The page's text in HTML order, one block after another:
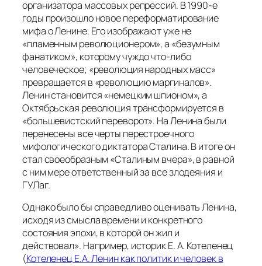
организатора массовых репрессий. В 1990-е
годы произошло новое переформатирование
мифа о Ленине. Его изображают уже не
«пламенным революционером», а «безумным
фанатиком», которому чуждо что-либо
человеческое; «революция народных масс»
превращается в «революцию маргиналов».
Ленин становится «немецким шпионом», а
Октябрьская революция трансформируется в
«большевистский переворот». На Ленина были
перенесены все черты перестроечного
мифологического диктатора Сталина. В итоге он
стал своеобразным «Сталиным вчера», в равной
с ним мере ответственный за все злодеяния и
ГУЛаг.
Однако было бы справедливо оценивать Ленина,
исходя из смысла времени и конкретного
состояния эпохи, в которой он жил и
действовал». Например, историк Е. А. Котеленец
(Котеленец Е.А. Ленин как политик и человек в